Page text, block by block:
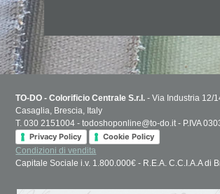
TO-DO - Colorificio Centrale S.r.l. - Via Industria 12/
Casaglia, Brescia, Italy
T. 030 2151004 - todoshoponline@to-do.it - P.IVA
Privacy Policy
Cookie Policy
Condizioni di vendita
Capitale Sociale i.v. 1.800.000€ - R.E.A. C.C.I.A.A di